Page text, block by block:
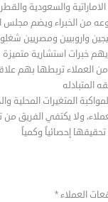
واروبيين ومصريين
المتبادله
ولا يكتفي الفريق
العملاء